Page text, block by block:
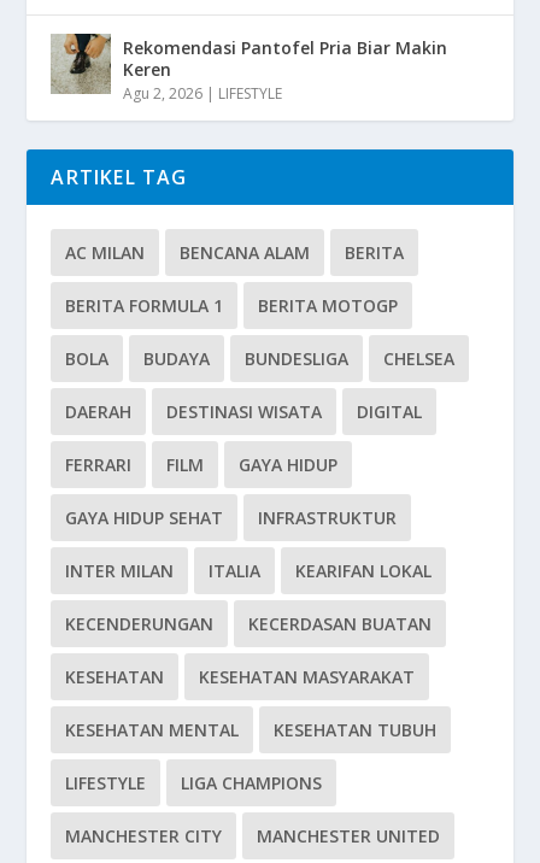
Rekomendasi Pantofel Pria Biar Makin
Keren
Agu 2, 2026 | LIFESTYLE
ARTIKEL TAG
AC MILAN BENCANA ALAM BERITA
BERITA FORMULA 1 BERITA MOTOGP
BOLA BUDAYA BUNDESLIGA CHELSEA
DAERAH DESTINASI WISATA DIGITAL
FERRARI FILM GAYA HIDUP
GAYA HIDUP SEHAT INFRASTRUKTUR
INTER MILAN ITALIA KEARIFAN LOKAL
KECENDERUNGAN KECERDASAN BUATAN
KESEHATAN KESEHATAN MASYARAKAT
KESEHATAN MENTAL KESEHATAN TUBUH
LIFESTYLE LIGA CHAMPIONS
MANCHESTER CITY MANCHESTER UNITED